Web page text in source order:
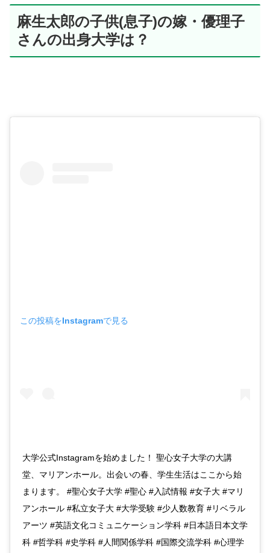
麻生太郎の子供(息子)の嫁・優理子
さんの出身大学は？
この投稿をInstagramで見る
大学公式Instagramを始めました！ 聖心女子大学の大講
堂、マリアンホール。出会いの春、学生生活はここから始
まります。 #聖心女子大学 #聖心 #入試情報 #女子大 #マリ
アンホール #私立女子大 #大学受験 #少人数教育 #リベラル
アーツ #英語文化コミュニケーション学科 #日本語日本文学
科 #哲学科 #史学科 #人間関係学科 #国際交流学科 #心理学